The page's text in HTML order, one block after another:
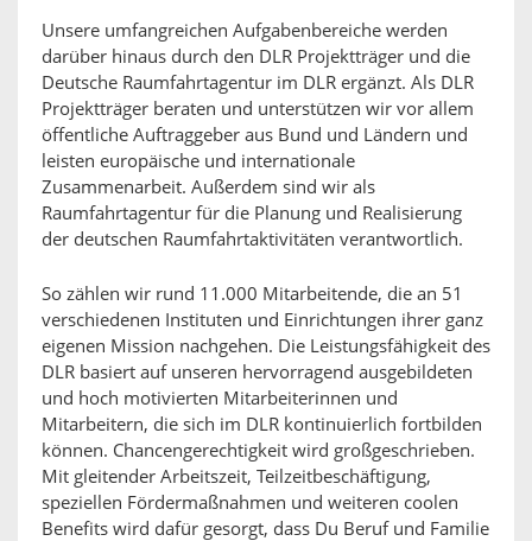
Unsere umfangreichen Aufgabenbereiche werden
darüber hinaus durch den DLR Projektträger und die
Deutsche Raumfahrtagentur im DLR ergänzt. Als DLR
Projektträger beraten und unterstützen wir vor allem
öffentliche Auftraggeber aus Bund und Ländern und
leisten europäische und internationale
Zusammenarbeit. Außerdem sind wir als
Raumfahrtagentur für die Planung und Realisierung
der deutschen Raumfahrtaktivitäten verantwortlich.
So zählen wir rund 11.000 Mitarbeitende, die an 51
verschiedenen Instituten und Einrichtungen ihrer ganz
eigenen Mission nachgehen. Die Leistungsfähigkeit des
DLR basiert auf unseren hervorragend ausgebildeten
und hoch motivierten Mitarbeiterinnen und
Mitarbeitern, die sich im DLR kontinuierlich fortbilden
können. Chancengerechtigkeit wird großgeschrieben.
Mit gleitender Arbeitszeit, Teilzeitbeschäftigung,
speziellen Fördermaßnahmen und weiteren coolen
Benefits wird dafür gesorgt, dass Du Beruf und Familie